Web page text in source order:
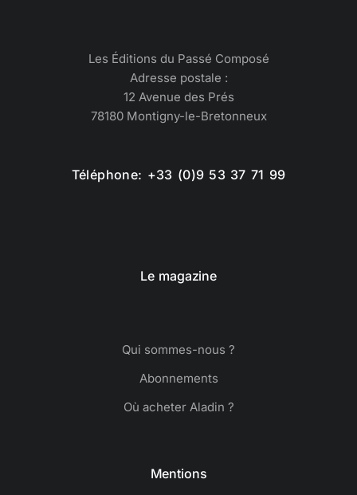
Les Éditions du Passé Composé
Adresse postale :
12 Avenue des Prés
78180 Montigny-le-Bretonneux
Téléphone: +33 (0)9 53 37 71 99
Le magazine
Qui sommes-nous ?
Abonnements
Où acheter Aladin ?
Mentions